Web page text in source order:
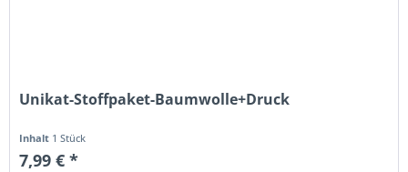
Unikat-Stoffpaket-Baumwolle+Druck
Inhalt 1 Stück
7,99 € *